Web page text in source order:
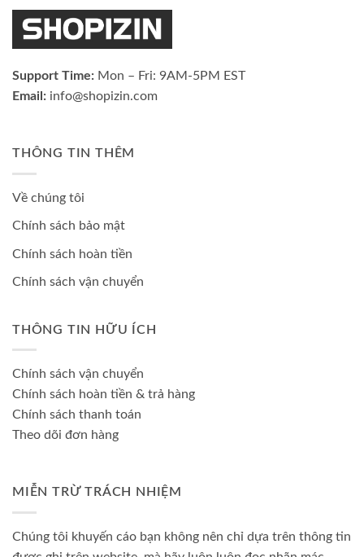
Support Time: Mon – Fri: 9AM-5PM EST
Email: info@shopizin.com
THÔNG TIN THÊM
Về chúng tôi
Chính sách bảo mật
Chính sách hoàn tiền
Chính sách vận chuyển
THÔNG TIN HỮU ÍCH
Chính sách vận chuyển
Chính sách hoàn tiền & trả hàng
Chính sách thanh toán
Theo dõi đơn hàng
MIỄN TRỪ TRÁCH NHIỆM
Chúng tôi khuyến cáo bạn không nên chỉ dựa trên thông tin